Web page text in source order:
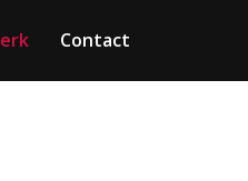
Contact